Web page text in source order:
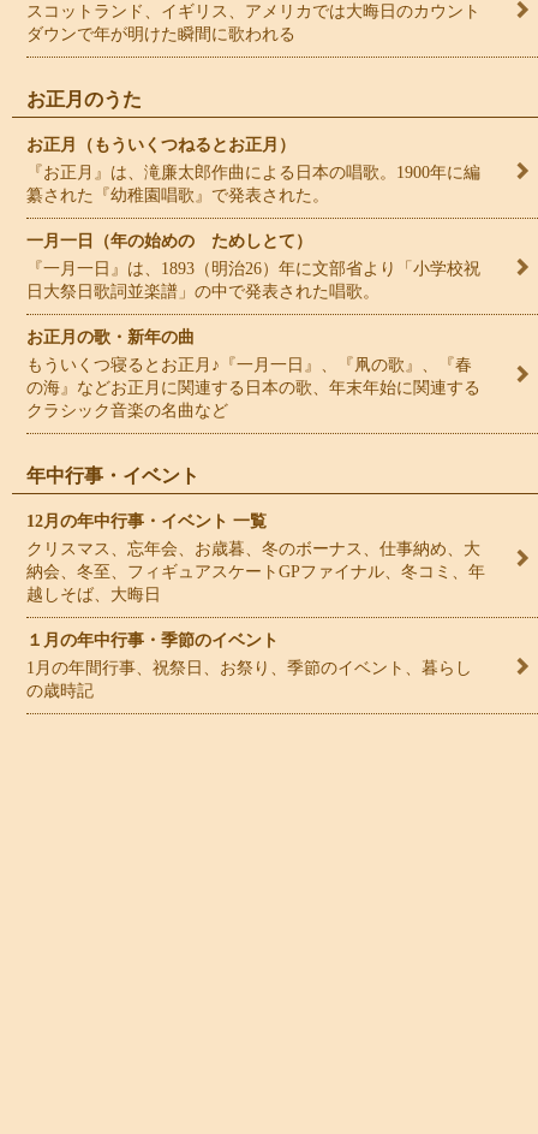
スコットランド、イギリス、アメリカでは大晦日のカウント
ダウンで年が明けた瞬間に歌われる
お正月のうた
お正月（もういくつねるとお正月）
『お正月』は、滝廉太郎作曲による日本の唱歌。1900年に編
纂された『幼稚園唱歌』で発表された。
一月一日（年の始めの ためしとて）
『一月一日』は、1893（明治26）年に文部省より「小学校祝
日大祭日歌詞並楽譜」の中で発表された唱歌。
お正月の歌・新年の曲
もういくつ寝るとお正月♪『一月一日』、『凧の歌』、『春
の海』などお正月に関連する日本の歌、年末年始に関連する
クラシック音楽の名曲など
年中行事・イベント
12月の年中行事・イベント 一覧
クリスマス、忘年会、お歳暮、冬のボーナス、仕事納め、大
納会、冬至、フィギュアスケートGPファイナル、冬コミ、年
越しそば、大晦日
１月の年中行事・季節のイベント
1月の年間行事、祝祭日、お祭り、季節のイベント、暮らし
の歳時記